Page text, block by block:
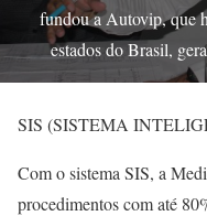
fundou a Autovip, que
estados do Brasil,
SIS (SISTEMA
Com o sistema SIS, a
procedimentos com até